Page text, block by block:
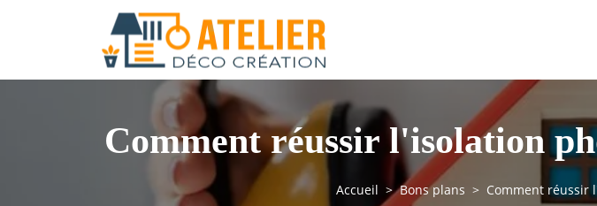
Comment réussir l'isolation
Accueil Bons plans Comment réussir